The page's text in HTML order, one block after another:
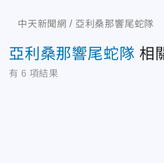
中天新聞網 亞利桑那響尾蛇隊
亞利桑那響尾蛇隊 相
有 6 項結果